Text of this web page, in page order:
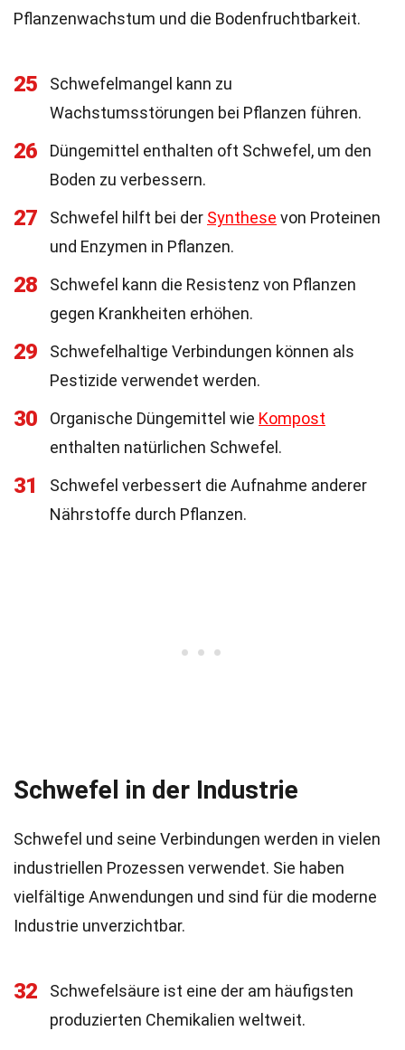
Pflanzenwachstum und die Bodenfruchtbarkeit.
25
Schwefelmangel kann zu
Wachstumsstörungen bei Pflanzen führen.
26
Düngemittel enthalten oft Schwefel, um den
Boden zu verbessern.
27 Schwefel hilft bei der Synthese von Proteinen
und Enzymen in Pflanzen.
28
Schwefel kann die Resistenz von Pflanzen
gegen Krankheiten erhöhen.
29
Schwefelhaltige Verbindungen können als
Pestizide verwendet werden.
30 Organische Düngemittel wie Kompost
enthalten natürlichen Schwefel.
31
Schwefel verbessert die Aufnahme anderer
Nährstoffe durch Pflanzen.
Schwefel in der Industrie
Schwefel und seine Verbindungen werden in vielen
industriellen Prozessen verwendet. Sie haben
vielfältige Anwendungen und sind für die moderne
Industrie unverzichtbar.
32
Schwefelsäure ist eine der am häufigsten
produzierten Chemikalien weltweit.